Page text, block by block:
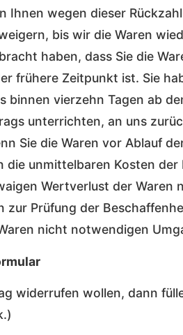
Ihnen wegen dieser
bis wir die Waren
haben, dass Sie die
frühere Zeitpunkt ist. Sie
binnen vierzehn Tagen ab
unterrichten, an uns
Sie die Waren vor Ablauf
die unmittelbaren Kosten der
Wertverlust der Waren
zur Prüfung der
nicht notwendigen
widerrufen wollen, dann